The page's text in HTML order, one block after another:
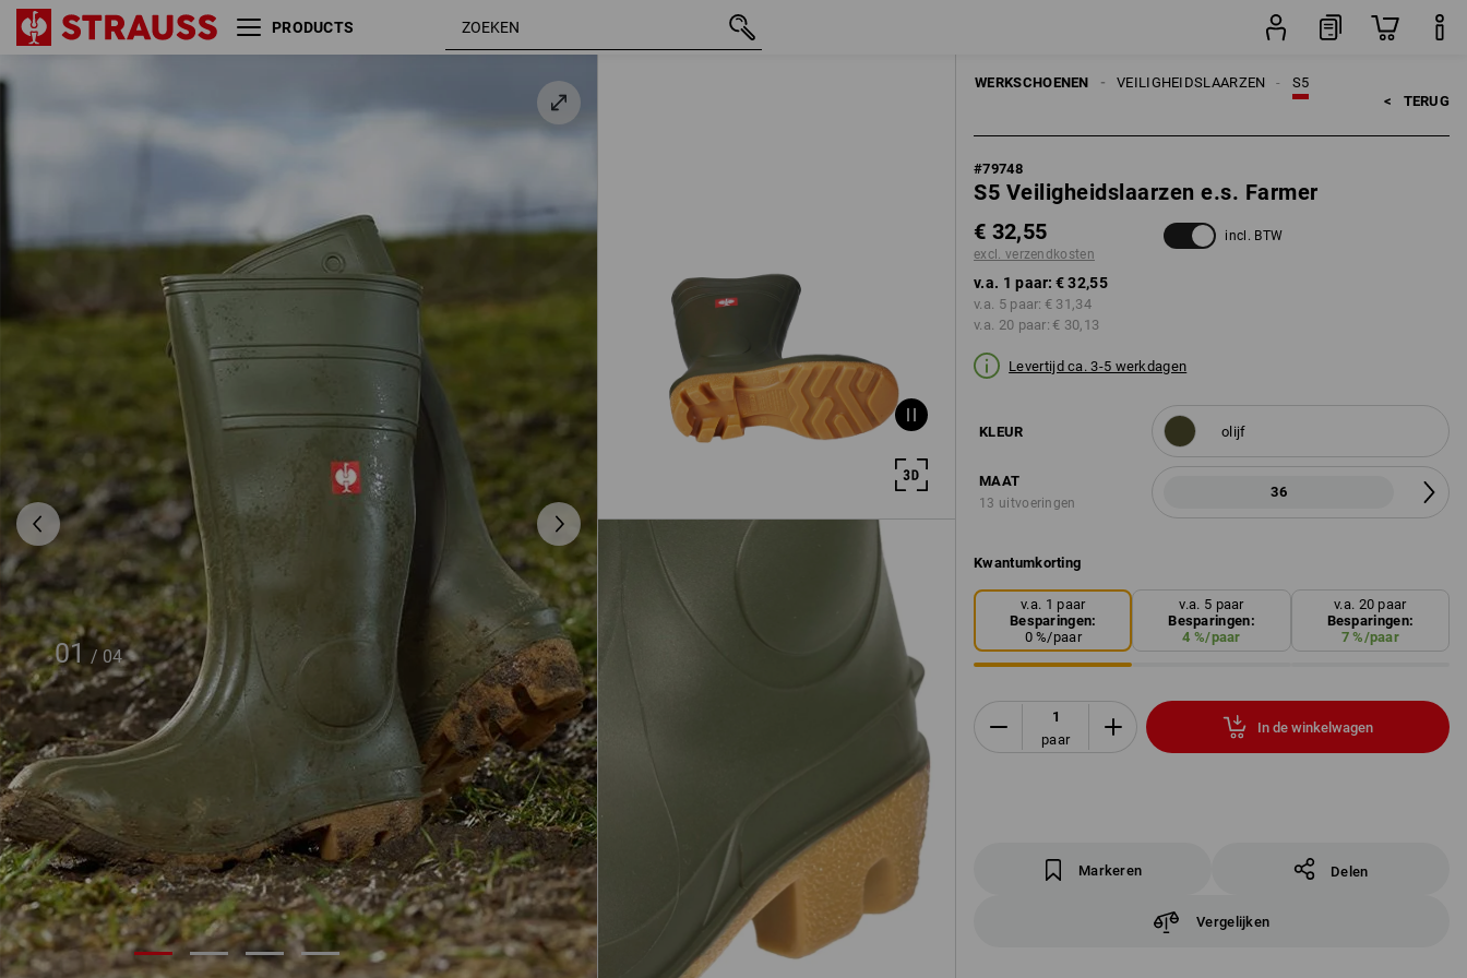
PRODUCTS
01 / 04
WERKSCHOENEN S5
VEILIGHEIDSLAARZEN
< TERUG
#79748
S5 Veiligheidslaarzen e.s. Farmer
€ 32,55
excl. verzendkosten
incl. BTW
v.a. 1 paar: € 32,55
v.a. 5 paar: € 31,34
v.a. 20 paar: € 30,13
Levertijd ca. 3-5 werkdagen
KLEUR olijf
MAAT
13 uitvoeringen
36
Kwantumkorting
v.a. 1 paar
Besparingen:
0%/paar
v.a. 5 paar
Besparingen:
4 %/paar
v.a. 20 paar
Besparingen:
7%/paar
paar
In de winkelwagen
Markeren Delen
Vergelijken
S5 Veiligheidslaarzen e.s.
olijf 36 € 32,55